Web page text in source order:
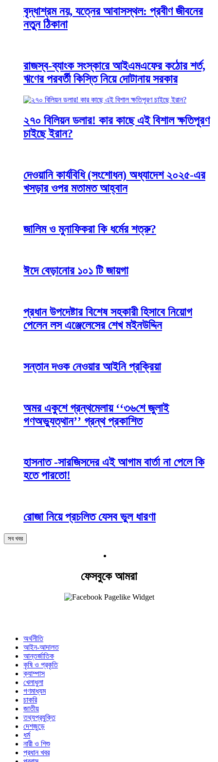
বৃদ্ধাশ্রম নয়, যত্নের আবাসস্থল: প্রবীণ জীবনের
নতুন ঠিকানা
রাজস্ব-ব্যাংক সংস্কারে আইএমএফের কঠোর শর্ত,
ঋণের পরবর্তী কিস্তি নিয়ে দোটানায় সরকার
২৭০ বিলিয়ন ডলার! কার কাছে এই বিশাল ক্ষতিপূরণ
চাইছে ইরান?
দেওয়ানি কার্যবিধি (সংশোধন) অধ্যাদেশ ২০২৫-এর
খসড়ার ওপর মতামত আহ্বান
জালিম ও মুনাফিকরা কি ধর্মের শত্রু?
ঈদে বেড়ানোর ১০১ টি জায়গা
প্রধান উপদেষ্টার বিশেষ সহকারী হিসাবে নিয়োগ
পেলেন লস এঞ্জেলেসের শেখ মইনউদ্দিন
সন্তান দওক নেওয়ার আইনি প্রক্রিয়া
অমর একুশে গ্রন্থমেলায় ‘‘৩৬শে জুলাই
গণঅভ্যুত্থান’’ গ্রন্থ প্রকাশিত
হাসনাত -সারজিসদের এই আগাম বার্তা না পেলে কি
হতে পারতো!
রোজা নিয়ে প্রচলিত যেসব ভুল ধারণা
সব খবর
ফেসবুকে আমরা
অর্থনীতি
আইন-আদালত
আন্তর্জাতিক
কৃষি ও প্রকৃতি
ক্যাম্পাস
খেলাধুলা
গণমাধ্যম
চাকরি
জাতীয়
তথ্যপ্রযুক্তি
দেশজুড়ে
ধর্ম
নারী ও শিশু
প্রধান খবর